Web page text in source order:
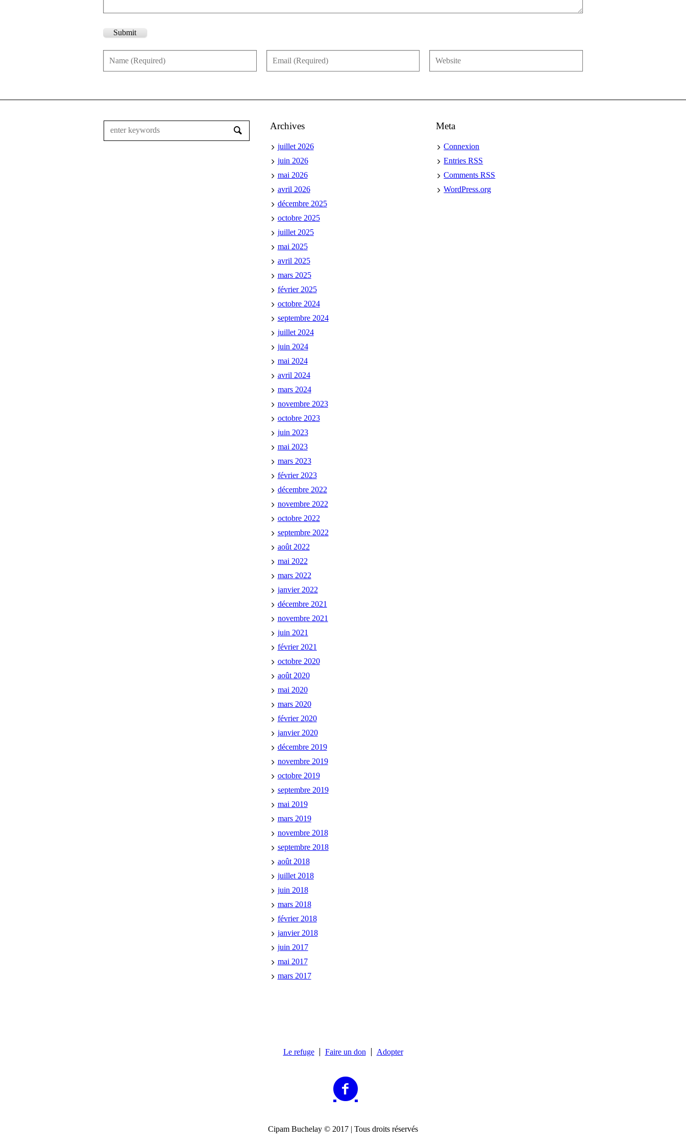
Submit
Archives
juillet 2026
juin 2026
mai 2026
avril 2026
décembre 2025
octobre 2025
juillet 2025
mai 2025
avril 2025
mars 2025
février 2025
octobre 2024
septembre 2024
juillet 2024
juin 2024
mai 2024
avril 2024
mars 2024
novembre 2023
octobre 2023
juin 2023
mai 2023
mars 2023
février 2023
décembre 2022
novembre 2022
octobre 2022
septembre 2022
août 2022
mai 2022
mars 2022
janvier 2022
décembre 2021
novembre 2021
juin 2021
février 2021
octobre 2020
août 2020
mai 2020
mars 2020
février 2020
janvier 2020
décembre 2019
novembre 2019
octobre 2019
septembre 2019
mai 2019
mars 2019
novembre 2018
septembre 2018
août 2018
juillet 2018
juin 2018
mars 2018
février 2018
janvier 2018
juin 2017
mai 2017
mars 2017
Meta
Connexion
EntriesRSS
CommentsRSS
WordPress.org
Le refuge Faire un don Adopter
Cipam Buchelay © 2017 | Tous droits réservés